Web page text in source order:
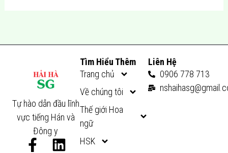
Tự hào dẫn đầu lĩnh
vực tiếng Hán và
Đông y
F
L
Tìm Hiểu Thêm
Trang chủ
Về chúng tôi
Thế giới Hoa
ngữ
HSK
Liên Hệ
0906 778 713